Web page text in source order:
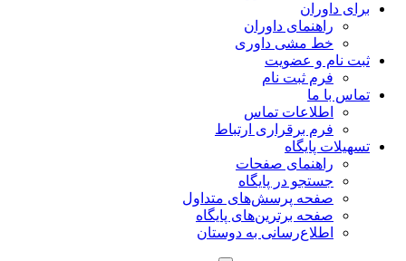
برای داوران
راهنمای داوران
خط مشی داوری
ثبت نام و عضویت
فرم ثبت نام
تماس با ما
اطلاعات تماس
فرم برقراری ارتباط
تسهیلات پایگاه
راهنمای صفحات
جستجو در پایگاه
صفحه پرسش‌های متداول
صفحه برترین‌های پایگاه
اطلاع‌رسانی به دوستان